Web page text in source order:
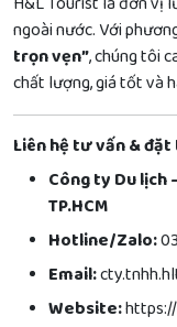
ngoài nước. Với
trọn vẹn”, chúng tôi
chất lượng, giá tốt và
Liên hệ tư vấn &
Công ty Du lịch
TP.HCM
Hotline/Zalo:
Email:
Website: